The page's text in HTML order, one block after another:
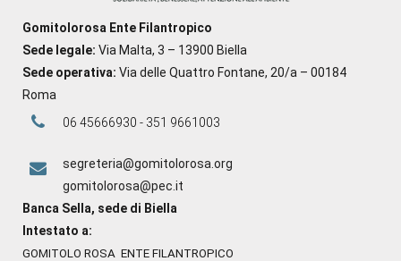
Gomitolorosa Ente Filantropico
Sede legale: Via Malta, 3 – 13900 Biella
Sede operativa: Via delle Quattro Fontane, 20/a – 00184
Roma
06 45666930 - 351 9661003
segreteria@gomitolorosa.org
gomitolorosa@pec.it
Banca Sella, sede di Biella
Intestato a:
GOMITOLO ROSA ENTE FILANTROPICO